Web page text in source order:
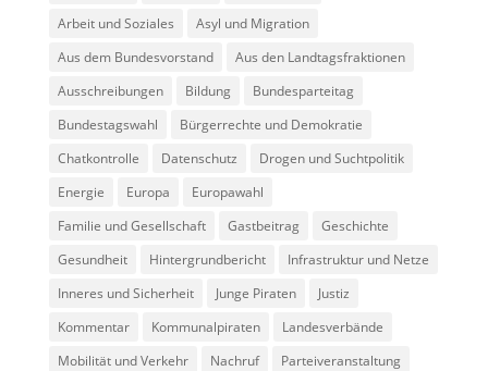
Arbeit und Soziales
Asyl und Migration
Aus dem Bundesvorstand
Aus den Landtagsfraktionen
Ausschreibungen
Bildung
Bundesparteitag
Bundestagswahl
Bürgerrechte und Demokratie
Chatkontrolle
Datenschutz
Drogen und Suchtpolitik
Energie
Europa
Europawahl
Familie und Gesellschaft
Gastbeitrag
Geschichte
Gesundheit
Hintergrundbericht
Infrastruktur und Netze
Inneres und Sicherheit
Junge Piraten
Justiz
Kommentar
Kommunalpiraten
Landesverbände
Mobilität und Verkehr
Nachruf
Parteiveranstaltung